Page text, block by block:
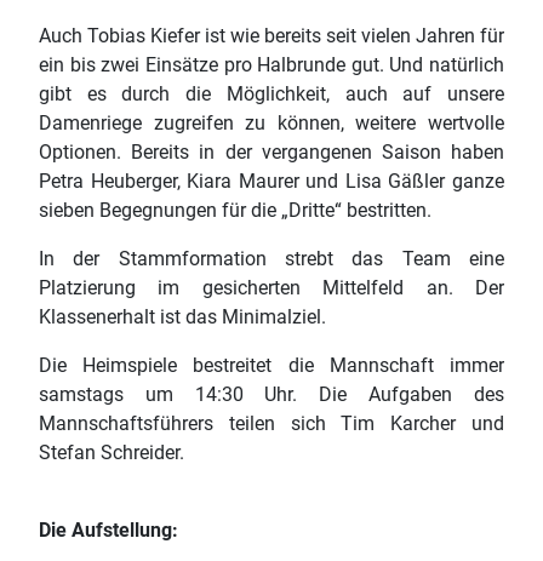
Auch Tobias Kiefer ist wie bereits seit vielen Jahren für
ein bis zwei Einsätze pro Halbrunde gut. Und natürlich
gibt es durch die Möglichkeit, auch auf unsere
Damenriege zugreifen zu können, weitere wertvolle
Optionen. Bereits in der vergangenen Saison haben
Petra Heuberger, Kiara Maurer und Lisa Gäßler ganze
sieben Begegnungen für die „Dritte“ bestritten.
In der Stammformation strebt das Team eine
Platzierung im gesicherten Mittelfeld an. Der
Klassenerhalt ist das Minimalziel.
Die Heimspiele bestreitet die Mannschaft immer
samstags um 14:30 Uhr. Die Aufgaben des
Mannschaftsführers teilen sich Tim Karcher und
Stefan Schreider.
Die Aufstellung: